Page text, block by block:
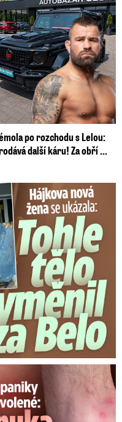
po rozchodu s Lelou:
další káru! Za obří ...
se ukázala...
poštípaly štěnice!